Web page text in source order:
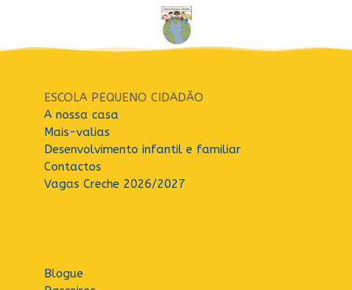
ESCOLA PEQUENO CIDADÃO
A nossa casa
Mais-valias
Desenvolvimento infantil e familiar
Contactos
Vagas Creche 2026/2027
Blogue